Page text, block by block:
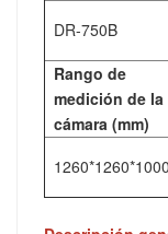
DR-750B
Rango de
medición de la
cámara (mm)
1260*1260*1000